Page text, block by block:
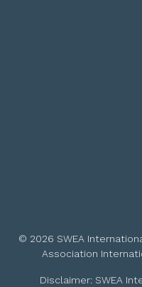
© 2026 SWEA
Association
Disclaimer: SWEA